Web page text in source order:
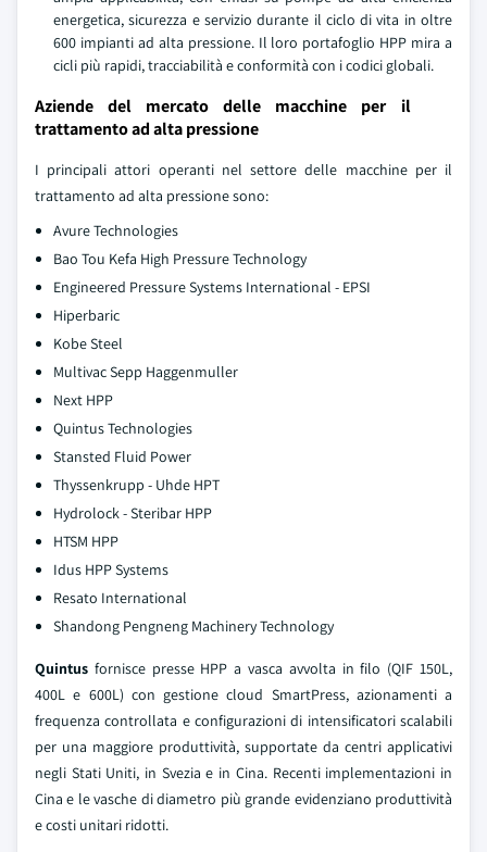
energetica, sicurezza e servizio durante il ciclo di vita in oltre
600 impianti ad alta pressione. Il loro portafoglio HPP mira a
cicli più rapidi, tracciabilità e conformità con i codici globali.
Aziende del mercato delle macchine per il
trattamento ad alta pressione
I principali attori operanti nel settore delle macchine per il
trattamento ad alta pressione sono:
Avure Technologies
Bao Tou Kefa High Pressure Technology
Engineered Pressure Systems International - EPSI
Hiperbaric
Kobe Steel
Multivac Sepp Haggenmuller
Next HPP
Quintus Technologies
Stansted Fluid Power
Thyssenkrupp - Uhde HPT
Hydrolock - Steribar HPP
HTSM HPP
Idus HPP Systems
Resato International
Shandong Pengneng Machinery Technology
Quintus fornisce presse HPP a vasca avvolta in filo (QIF 150L,
400L e 600L) con gestione cloud SmartPress, azionamenti a
frequenza controllata e configurazioni di intensificatori scalabili
per una maggiore produttività, supportate da centri applicativi
negli Stati Uniti, in Svezia e in Cina. Recenti implementazioni in
Cina e le vasche di diametro più grande evidenziano produttività
e costi unitari ridotti.